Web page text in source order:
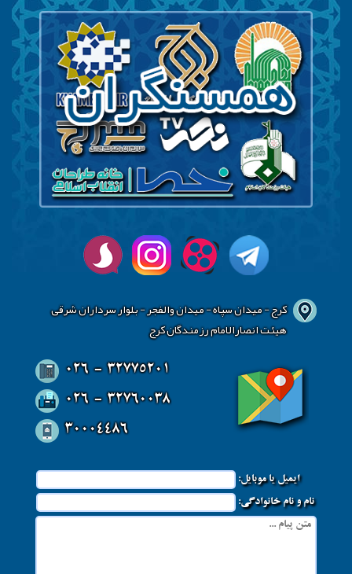
کرج - میدان سپاه - میدان والفجر - بلوار سرداران شرقی
هیئت انصارالامام رزمندگان کرج
026 - 32775201
026 - 32760038
30004486
ایمیل یا موبایل:
نام و نام خانوادگی: